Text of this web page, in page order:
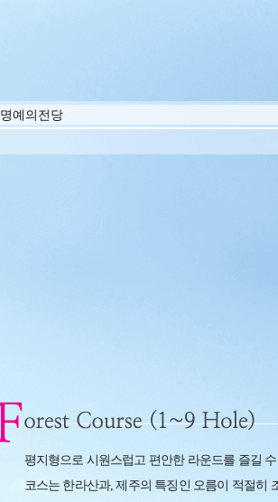
명예의전당
평지형으로 시원스럽고 편안한 라운드를 즐길
코스는 한라산과, 제주의 특징인 오름이 적절히